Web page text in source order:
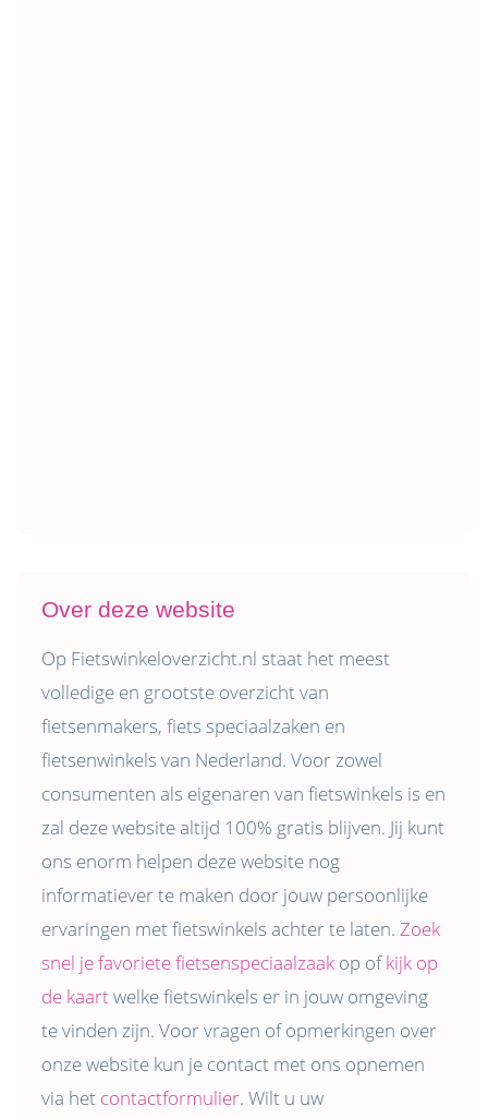
Over deze website
Op Fietswinkeloverzicht.nl staat het meest
volledige en grootste overzicht van
fietsenmakers, fiets speciaalzaken en
fietsenwinkels van Nederland. Voor zowel
consumenten als eigenaren van fietswinkels is en
zal deze website altijd 100% gratis blijven. Jij kunt
ons enorm helpen deze website nog
informatiever te maken door jouw persoonlijke
ervaringen met fietswinkels achter te laten. Zoek
snel je favoriete fietsenspeciaalzaakop ofkijk op
de kaartwelke fietswinkels er in jouw omgeving
te vinden zijn. Voor vragen of opmerkingen over
onze website kun je contact met ons opnemen
via het contactformulier. Wilt u uw